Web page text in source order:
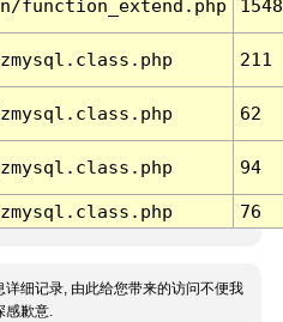
function_extend.php 1548
211
62
94
76
详细记录, 由此给您带来的访问不便我
感歉意.